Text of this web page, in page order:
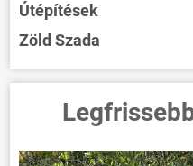
Útépítések
Zöld Szada